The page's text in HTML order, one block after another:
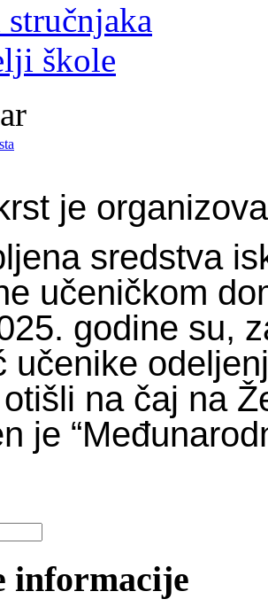
stručnjaka
škole
je
sredstva
učeničkom
godine su,
učenike
na čaj na
je
informacije